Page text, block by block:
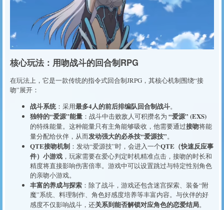
核心玩法：用吻战斗的回合制RPG
在玩法上，它是一款传统的指令式回合制JRPG，其核心机制围绕“接
吻”展开：
战斗系统：采用最多4人的前后排编队回合制战斗。
独特的“爱源”能量 ：战斗中击败敌人可积攒名为 “爱源” (EXS)
的特殊能量。这种能量只有主角能够吸收，他需要通过接吻将能
量分配给伙伴，从而发动强大的必杀技“爱源技”。
QTE接吻机制 ：发动“爱源技”时，会进入一个QTE（快速反应事
件）小游戏 ，玩家需要在爱心判定时机精准点击，接吻的时长和
精度将直接影响伤害倍率。游戏中可以设置跳过与特定性别角色
的亲吻小游戏。
丰富的养成与探索 ：除了战斗，游戏还包含迷宫探索、装备“附
魔”系统、料理制作、角色好感度培养等丰富内容。与伙伴的好
感度不仅影响战斗，还关系到能否解锁对应角色的恋爱结局。